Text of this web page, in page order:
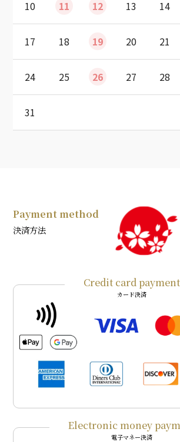
10 11 12 13 14
17 18 19 20 21
24 25 26 27 28
31
Payment method
決済方法
Credit card payment
カード決済
Electronic money
電子マネー決済